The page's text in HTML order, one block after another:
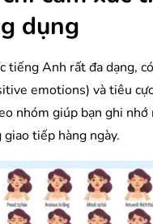
dụng
tiếng Anh rất đa dạng,
emotions) và tiêu
nhóm giúp bạn ghi nhớ
tiếp hàng ngày.